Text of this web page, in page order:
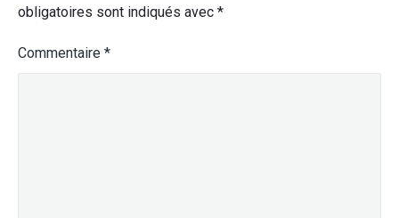
obligatoires sont indiqués avec *
Commentaire *